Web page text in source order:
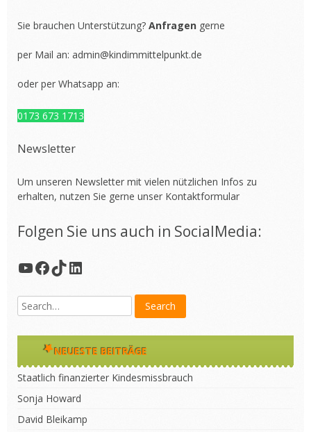
Sie brauchen Unterstützung? Anfragen gerne
per Mail an: admin@kindimmittelpunkt.de
oder per Whatsapp an:
0173 673 1713
Newsletter
Um unseren Newsletter mit vielen nützlichen Infos zu
erhalten, nutzen Sie gerne unser Kontaktformular
Folgen Sie uns auch in SocialMedia:
YouTube
Facebook
TikTok
LinkedIn
NEUESTE BEITRÄGE
Staatlich finanzierter Kindesmissbrauch
Sonja Howard
David Bleikamp